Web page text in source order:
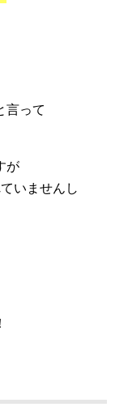
言って
が
いませんし